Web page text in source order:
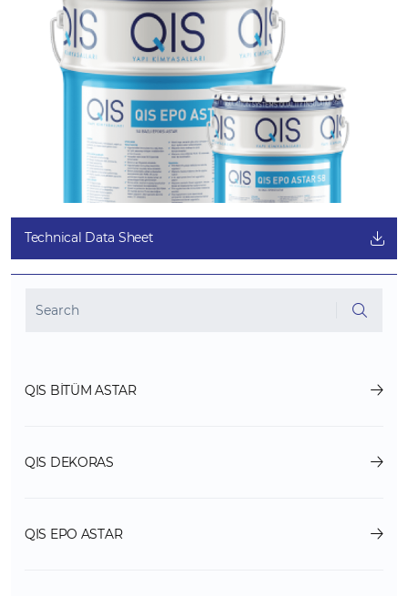
Technical Data Sheet
QIS BİTÜM ASTAR
QIS DEKORAS
QIS EPO ASTAR